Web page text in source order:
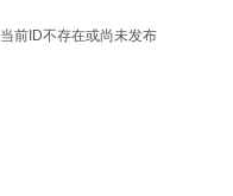
当前ID不存在或尚未发布